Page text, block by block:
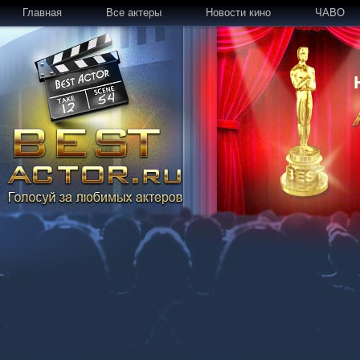
Главная Все актеры Новости кино ЧАВО